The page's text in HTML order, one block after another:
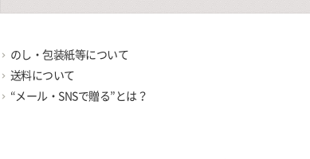
のし・包装紙等について
送料について
“メール・SNSで贈る”とは？